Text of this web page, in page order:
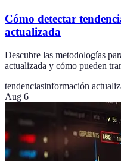
Cómo detectar
actualizada
Descubre las metodologías
actualizada y cómo pueden
tendenciasinformación
Aug 6